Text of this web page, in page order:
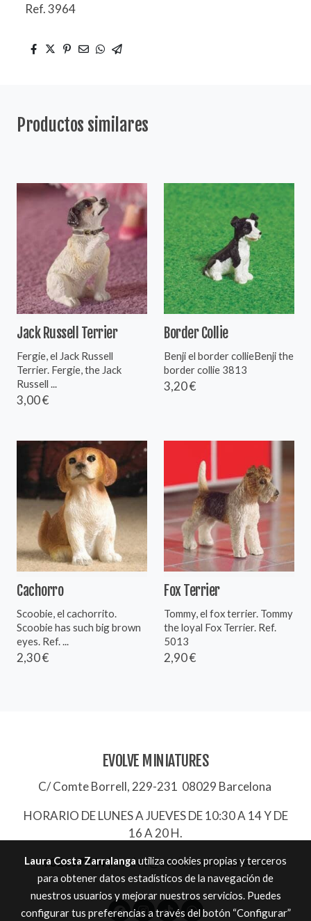
Ref. 3964
Productos similares
Jack Russell Terrier
Fergie, el Jack Russell
Terrier. Fergie, the Jack
Russell ...
3,00 €
Border Collie
Benji el border collieBenji the
border collie 3813
3,20 €
Cachorro
Scoobie, el cachorrito.
Scoobie has such big brown
eyes. Ref. ...
2,30 €
Fox Terrier
Tommy, el fox terrier. Tommy
the loyal Fox Terrier. Ref.
5013
2,90 €
EVOLVE MINIATURES
C/ Comte Borrell, 229-231 08029 Barcelona
HORARIO DE LUNES A JUEVES DE 10:30 A 14 Y DE
16 A 20 H.
932657744|evolve@evolve-miniatures.es
Laura Costa Zarralanga utiliza cookies propias y terceros
para obtener datos estadísticos de la navegación de
nuestros usuarios y mejorar nuestros servicios. Puedes
configurar tus preferencias a través del botón “Configurar”